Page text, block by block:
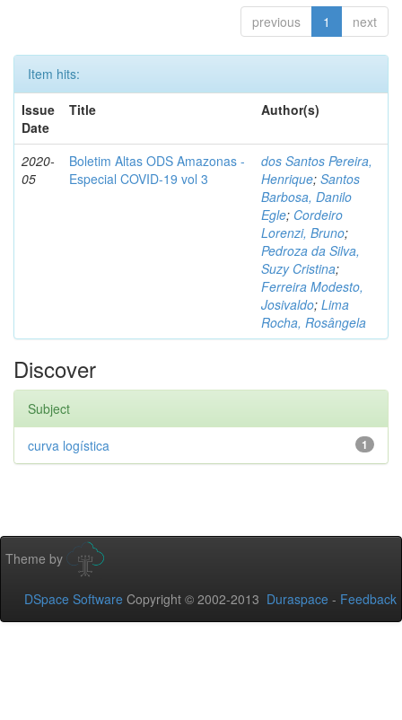
previous 1 next
Item hits:
Issue
Date
Title Author(s)
2020-
05
Boletim Altas ODS Amazonas -
Especial COVID-19 vol 3
dos Santos Pereira,
Henrique; Santos
Barbosa, Danilo
Egle; Cordeiro
Lorenzi, Bruno;
Pedroza da Silva,
Suzy Cristina;
Ferreira Modesto,
Josivaldo; Lima
Rocha, Rosângela
Discover
Subject
1
curva logística
Theme by
DSpace Software Copyright © 2002-2013 Duraspace - Feedback